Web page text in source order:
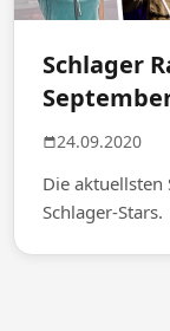
Schlager
24.09.2020
Die aktuellsten
Schlager-Stars.